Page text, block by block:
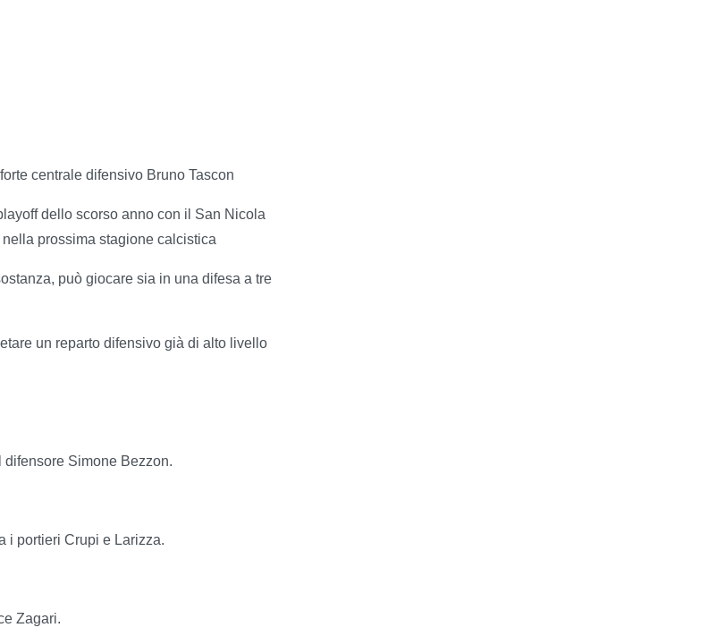
centrale difensivo Bruno Tascon
dello scorso anno con il San Nicola
prossima stagione calcistica
può giocare sia in una difesa a tre
un reparto difensivo già di alto livello
difensore Simone Bezzon.
i portieri Crupi e Larizza.
Zagari.